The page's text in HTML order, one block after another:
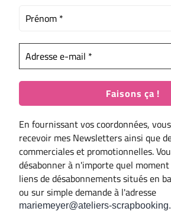
En fournissant vos coordonnées,
recevoir mes Newsletters ainsi que
commerciales et promotionnelles.
désabonner à n'importe quel
liens de désabonnements situés en
ou sur simple demande à l'adresse
mariemeyer@ateliers-